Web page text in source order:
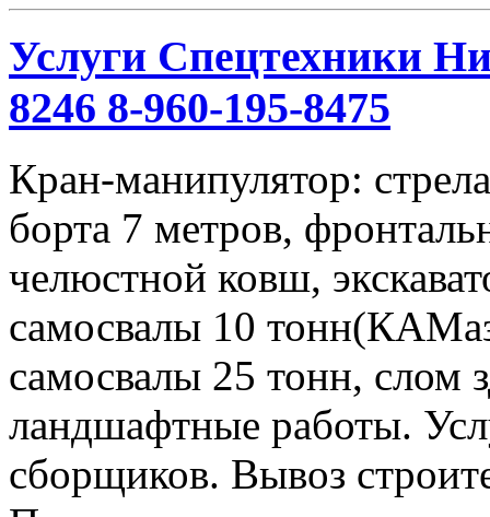
Услуги Спецтехники
8246 8-960-195-8475
Кран-манипулятор:
борта 7 метров,
челюстной ковш,
самосвалы 10
самосвалы 25 тонн, слом
ландшафтные работы.
сборщиков. Вывоз